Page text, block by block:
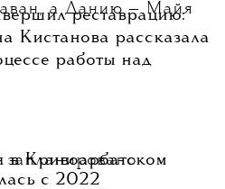
а Данию — Майя
реставрацию:
Кистанова рассказала
работы над
в Кривоарбатском
с 2022